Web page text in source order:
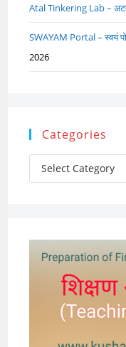
Atal Tinkering Lab –
SWAYAM Portal – स्वयं
2026
Categories
Categories